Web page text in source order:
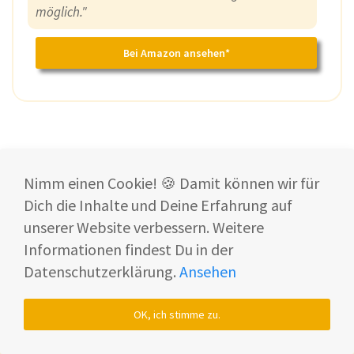
möglich."
Bei Amazon ansehen*
Für wen lohnen sich die Dyson
Airstrait Alternativen?
Die Airstrait Alternativen lohnen sich in erster
Nimm einen Cookie! 🍪 Damit können wir für
Dich die Inhalte und Deine Erfahrung auf
unserer Website verbessern. Weitere
Informationen findest Du in der
Datenschutzerklärung. Ansehen
OK, ich stimme zu.